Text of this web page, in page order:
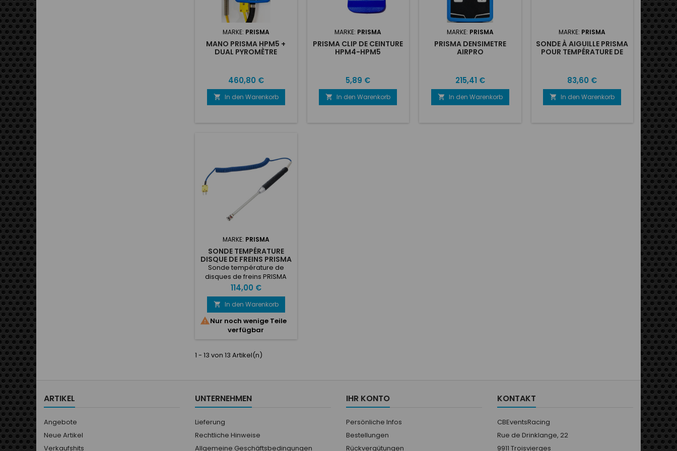
MARKE: PRISMA
MANO PRISMA HPM5 +
DUAL PYROMÈTRE
Preis
460,80 €
 In den Warenkorb
MARKE: PRISMA
PRISMA CLIP DE CEINTURE
HPM4-HPM5
Preis
5,89 €
 In den Warenkorb
MARKE: PRISMA
PRISMA DENSIMETRE
AIRPRO
Preis
215,41 €
 In den Warenkorb
MARKE: PRISMA
SONDE À AIGUILLE PRISMA
POUR TEMPÉRATURE DE
Preis
83,60 €
 In den Warenkorb
MARKE: PRISMA
SONDE TEMPÉRATURE
DISQUE DE FREINS PRISMA
Sonde température de
disques de freins PRISMA
Thermocouple de type K
pour la mesure de la
température des disques
de frein Plage de
température : 0°C – 1000°C
/ 1960°F
Preis
114,00 €
 In den Warenkorb
Nur noch wenige Teile
verfügbar
1 - 13 von 13 Artikel(n)
ARTIKEL
Angebote
Neue Artikel
Verkaufshits
UNTERNEHMEN
Lieferung
Rechtliche Hinweise
Allgemeine Geschäftsbedingungen
IHR KONTO
Persönliche Infos
Bestellungen
Rückvergütungen
KONTAKT
CBEventsRacing
Rue de Drinklange, 22
9911 Troisvierges